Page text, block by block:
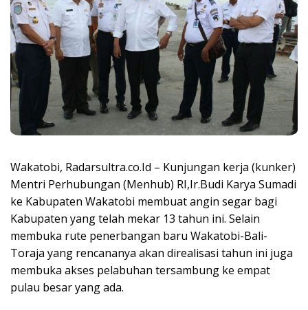
Wakatobi, Radarsultra.co.Id – Kunjungan kerja (kunker)
Mentri Perhubungan (Menhub) RI,Ir.Budi Karya Sumadi
ke Kabupaten Wakatobi membuat angin segar bagi
Kabupaten yang telah mekar 13 tahun ini. Selain
membuka rute penerbangan baru Wakatobi-Bali-
Toraja yang rencananya akan direalisasi tahun ini juga
membuka akses pelabuhan tersambung ke empat
pulau besar yang ada.